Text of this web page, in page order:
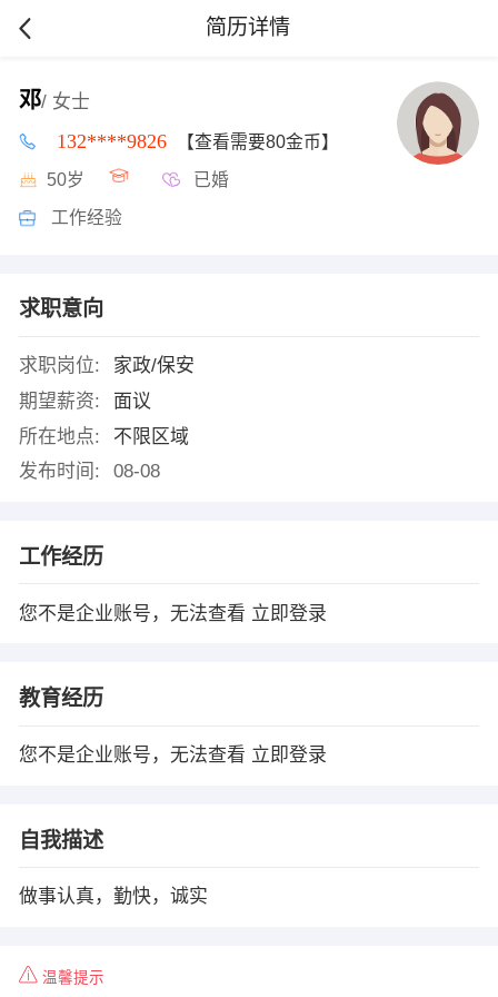
简历详情
邓/ 女士
132****9826 【查看需要80金币】
50岁 已婚
工作经验
求职意向
求职岗位:
家政/保安
期望薪资:
面议
所在地点:
不限区域
发布时间:
08-08
工作经历
您不是企业账号，无法查看 立即登录
教育经历
您不是企业账号，无法查看 立即登录
自我描述
做事认真，勤快，诚实
温馨提示